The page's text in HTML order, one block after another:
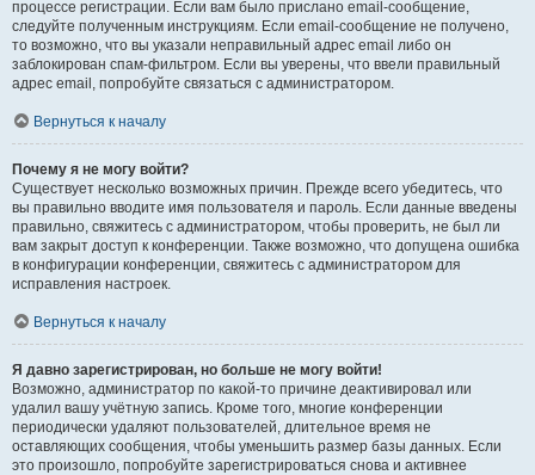
процессе регистрации. Если вам было прислано email-сообщение,
следуйте полученным инструкциям. Если email-сообщение не получено,
то возможно, что вы указали неправильный адрес email либо он
заблокирован спам-фильтром. Если вы уверены, что ввели правильный
адрес email, попробуйте связаться с администратором.
Вернуться к началу
Почему я не могу войти?
Существует несколько возможных причин. Прежде всего убедитесь, что
вы правильно вводите имя пользователя и пароль. Если данные введены
правильно, свяжитесь с администратором, чтобы проверить, не был ли
вам закрыт доступ к конференции. Также возможно, что допущена ошибка
в конфигурации конференции, свяжитесь с администратором для
исправления настроек.
Вернуться к началу
Я давно зарегистрирован, но больше не могу войти!
Возможно, администратор по какой-то причине деактивировал или
удалил вашу учётную запись. Кроме того, многие конференции
периодически удаляют пользователей, длительное время не
оставляющих сообщения, чтобы уменьшить размер базы данных. Если
это произошло, попробуйте зарегистрироваться снова и активнее